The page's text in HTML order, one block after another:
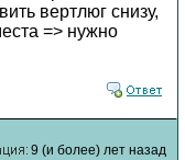
вертлюг снизу,
=> нужно
9 (и более) лет назад